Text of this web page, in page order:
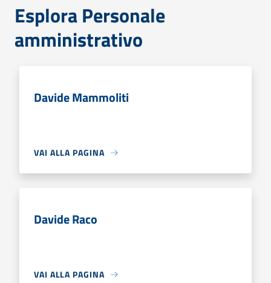
Esplora Personale
amministrativo
Davide Mammoliti
VAI ALLA PAGINA
Davide Raco
VAI ALLA PAGINA